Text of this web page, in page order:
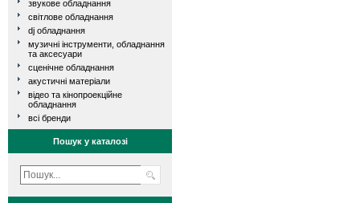
звукове обладнання
світлове обладнання
dj обладнання
музичні інструменти, обладнання
та аксесуари
сценічне обладнання
акустичні матеріали
відео та кінопроекційне
обладнання
всі бренди
Пошук у каталозі